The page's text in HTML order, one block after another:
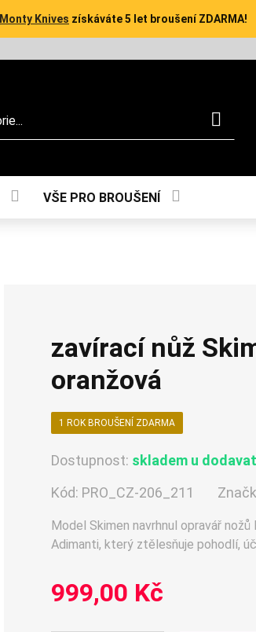
Monty Knives získáváte 5 let broušení ZDARMA!
VŠE PRO BROUŠENÍ
zavírací nůž
oranžová
1 ROK BROUŠENÍ ZDARMA
Dostupnost: skladem u
Kód: PRO_CZ-206_211
Model Skimen navrhnul opravář
Adimanti, který ztělesňuje pohodlí,
999,00 Kč